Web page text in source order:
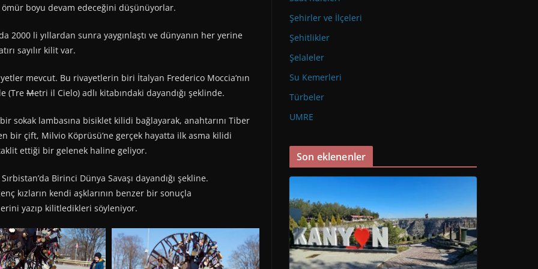
ömür boyu devam edeceğini düşünüyorlar.
li yıllardan sunra yaygınlaştı ve dünyanın her yerine
sayılır kilit var.
mevcut. Bu rivayetlerin biri İtalyan Frederico Moccia’nın
(Tre Metri il Cielo) adlı kitabındaki dayandığı şeklinde.
sokak lambasına bisiklet kilidi bağlayarak, anahtarını Tiber
bir çift, Milvio Köprüsü’ne gerçek hayatta ilk asma kilidi
ettiği bir gelenek haline geliyor.
Birinci Dünya Savaşı dayandığı şekline.
kızların kendi aşklarının benzer bir sonuçla
yazıp kilitledikleri söyleniyor.
Şehirler ve İlçeleri
Şehitlikler
Şelaleler
Su Kemerleri
Türbeler
UMRE
Son eklenenler